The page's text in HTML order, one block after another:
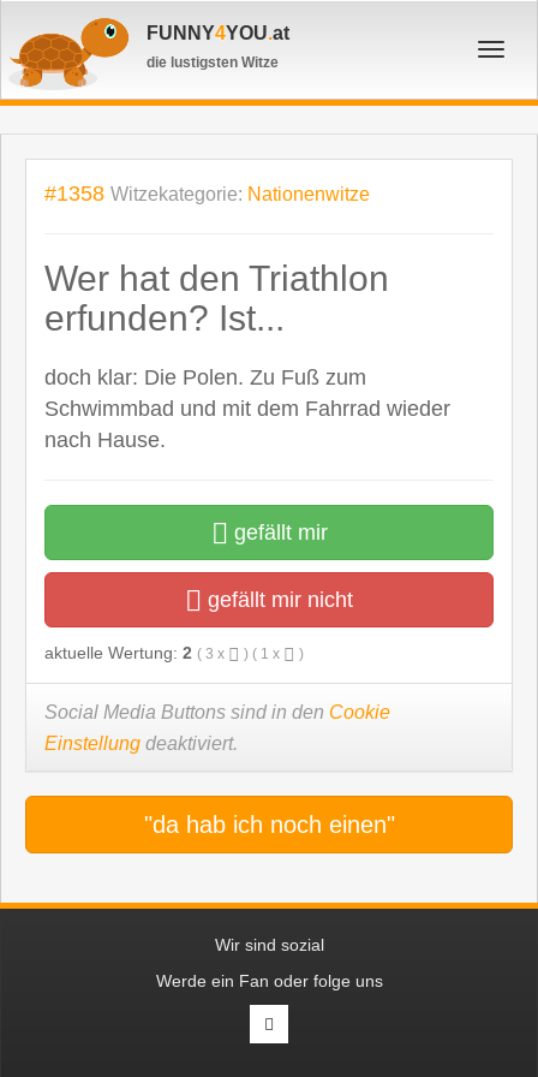
FUNNY4YOU.at
die lustigsten Witze
#1358 Witzekategorie: Nationenwitze
Wer hat den Triathlon
erfunden? Ist...
doch klar: Die Polen. Zu Fuß zum
Schwimmbad und mit dem Fahrrad wieder
nach Hause.
gefällt mir
gefällt mir nicht
aktuelle Wertung: 2 ( 3 x ) ( 1 x )
Social Media Buttons sind in den Cookie
Einstellung deaktiviert.
"da hab ich noch einen"
Wir sind sozial
Werde ein Fan oder folge uns